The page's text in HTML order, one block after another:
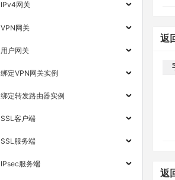
IPv4网关
VPN网关
用户网关
绑定VPN网关实例
绑定转发路由器实例
SSL客户端
SSL服务端
IPsec服务端
返
返